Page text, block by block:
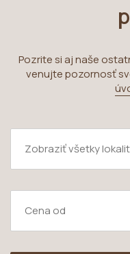
Pozrite si aj naše
venujte pozornosť